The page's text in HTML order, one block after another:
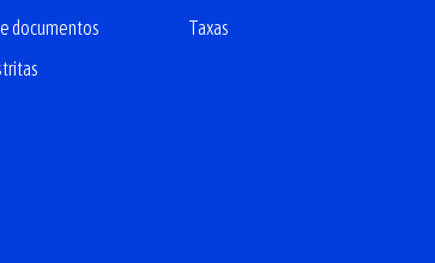
documentos
Taxas